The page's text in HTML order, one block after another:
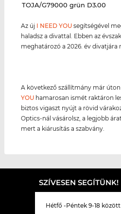
‌TOJA/G79000 grün D3.00
Az új I NEED YOU segítségével
haladsz a divattal. Ebben az
meghatározó a 2026. év divatjára
A következő szállítmány már
YOU hamarosan ismét raktáron
biztos vigaszt nyújt a rövid
Optics-nál vásárolsz, a legjobb
mert a kiárusítás a szabvány.
SZÍVESEN SEGÍTÜNK!
Hétfő -Péntek 9-18 között